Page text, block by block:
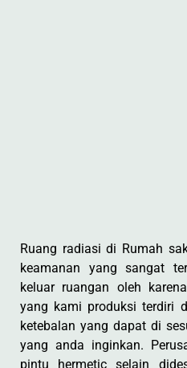
Ruang radiasi di Rumah
keamanan yang sangat
keluar ruangan oleh
yang kami produksi terdiri
ketebalan yang dapat di
yang anda inginkan.
pintu hermetic selain